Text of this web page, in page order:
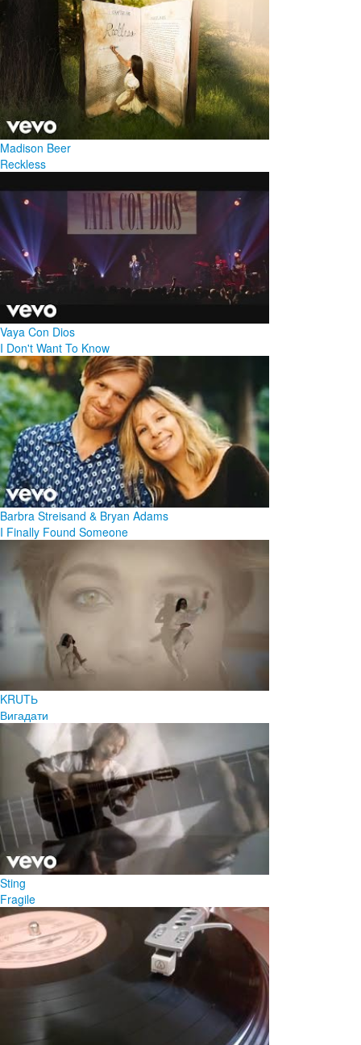
Madison Beer
Reckless
Vaya Con Dios
I Don't Want To Know
Barbra Streisand & Bryan Adams
I Finally Found Someone
KRUTЬ
Вигадати
Sting
Fragile